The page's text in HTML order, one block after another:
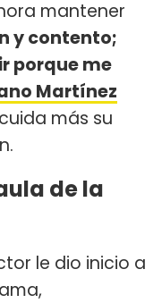
mantener
y contento;
porque me
Martínez
más su
de la
le dio inicio a